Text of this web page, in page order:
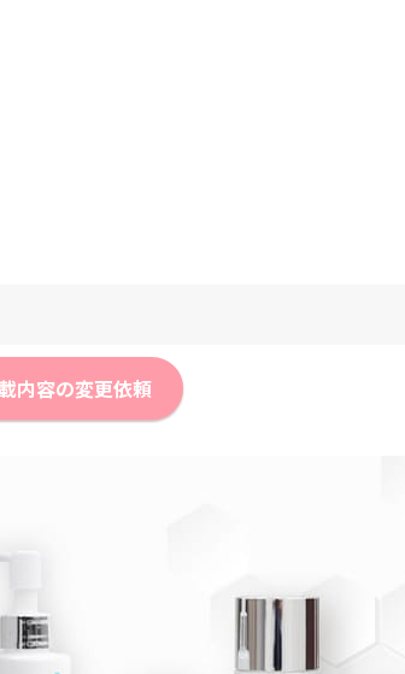
内容の変更依頼